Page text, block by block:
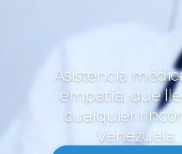
Asistencia
empatía, que
cualquier
Venezuela.